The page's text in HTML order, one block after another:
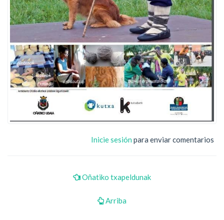
Inicie sesión para enviar comentarios
Oñatiko txapeldunak
Arriba